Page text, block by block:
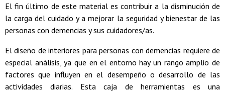
El fin último de este material es contribuir a la disminución de
la carga del cuidado y a mejorar la seguridad y bienestar de las
personas con demencias y sus cuidadores/as.
El diseño de interiores para personas con demencias requiere de
especial análisis, ya que en el entorno hay un rango amplio de
factores que influyen en el desempeño o desarrollo de las
actividades diarias. Esta caja de herramientas es una